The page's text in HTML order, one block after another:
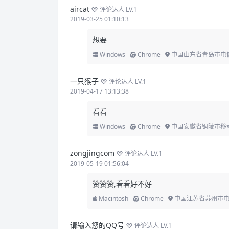
aircat
评论达人 LV.1
2019-03-25 01:10:13
想要
Windows Chrome 中国山东省青岛市电
一只猴子
评论达人 LV.1
2019-04-17 13:13:38
看看
Windows Chrome 中国安徽省铜陵市移
zongjingcom
评论达人 LV.1
2019-05-19 01:56:04
赞赞赞,看看好不好
Macintosh Chrome 中国江苏省苏州市
请输入您的QQ号 评论达人 LV.1